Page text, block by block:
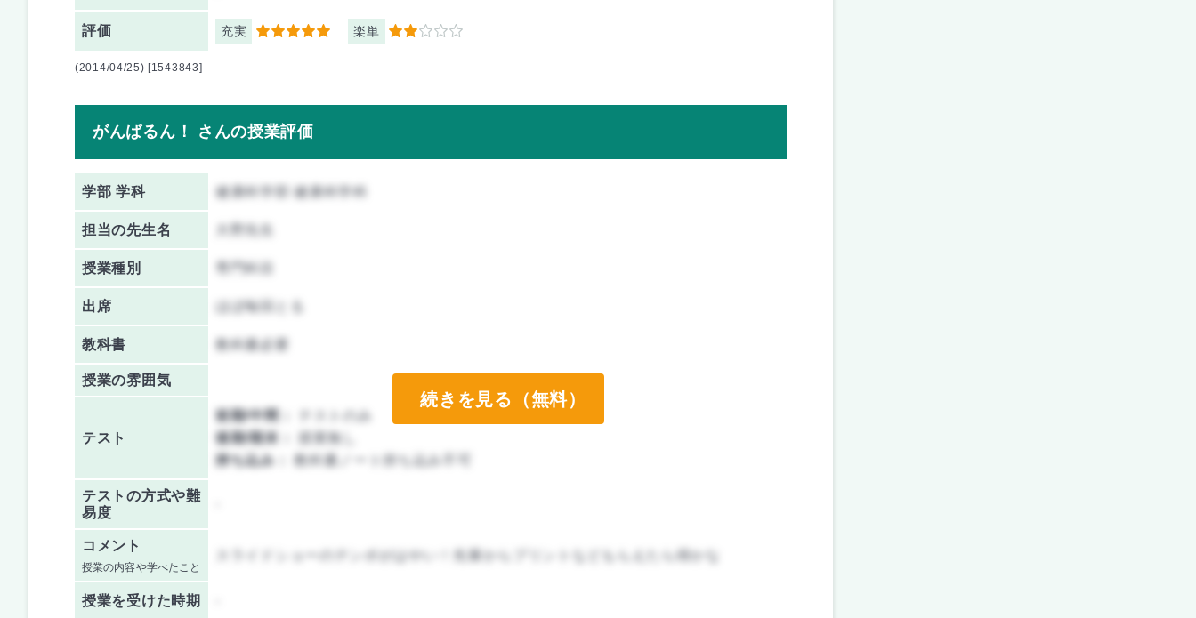
評価 充実 5 楽単 2
(2014/04/25) [1543843]
がんばるん！ さんの授業評価
学部 学科 健康科学部 健康科学科
担当の先生名
授業種別 専門科目
出席 ほぼ毎回とる
教科書 教科書必要
授業の雰囲気
テスト
前期/中間：
テストのみ
後期/期末：
授業無し
持ち込み：
教科書ノート持ち込み不可
テストの方式や難
易度
コメント
授業の内容や学べたこと
スライドショーのテンポがはやい！先輩からプリントなどもらえたら得かな
授業を受けた時期
続きを見る（無料）